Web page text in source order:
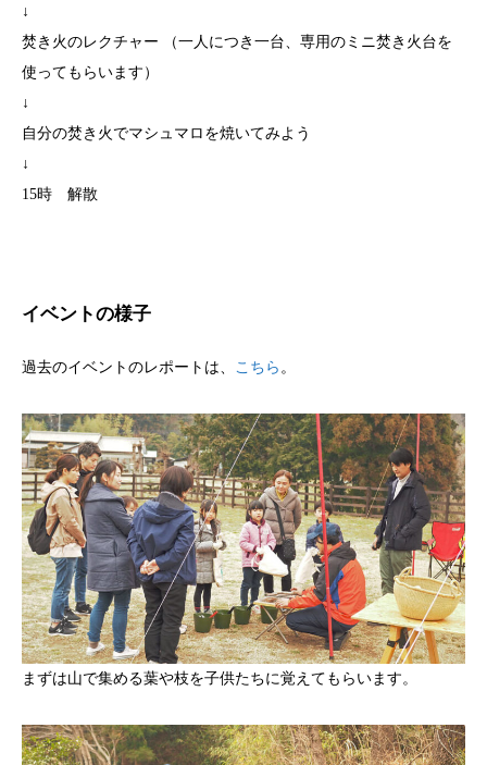
↓
焚き火のレクチャー （一人につき一台、専用のミニ焚き火台を
使ってもらいます）
↓
自分の焚き火でマシュマロを焼いてみよう
↓
15時 解散
イベントの様子
過去のイベントのレポートは、 こちら 。
まずは山で集める葉や枝を子供たちに覚えてもらいます。